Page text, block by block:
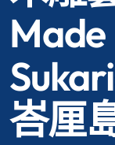
Made
峇厘